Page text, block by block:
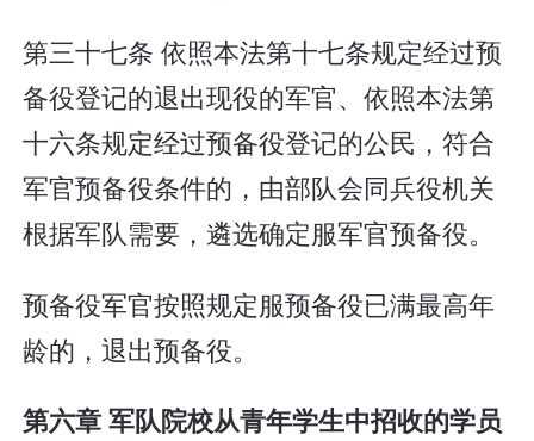
第三十七条 依照本法第十七条规定经过预
备役登记的退出现役的军官、依照本法第
十六条规定经过预备役登记的公民，符合
军官预备役条件的，由部队会同兵役机关
根据军队需要，遴选确定服军官预备役。
预备役军官按照规定服预备役已满最高年
龄的，退出预备役。
第六章 军队院校从青年学生中招收的学员